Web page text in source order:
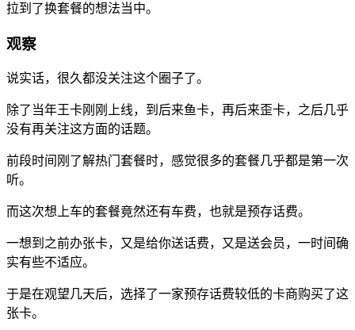
拉到了换套餐的想法当中。
观察
说实话，很久都没关注这个圈子了。
除了当年王卡刚刚上线，到后来鱼卡，再后来歪卡，之后几乎
没有再关注这方面的话题。
前段时间刚了解热门套餐时，感觉很多的套餐几乎都是第一次
听。
而这次想上车的套餐竟然还有车费，也就是预存话费。
一想到之前办张卡，又是给你送话费，又是送会员，一时间确
实有些不适应。
于是在观望几天后，选择了一家预存话费较低的卡商购买了这
张卡。